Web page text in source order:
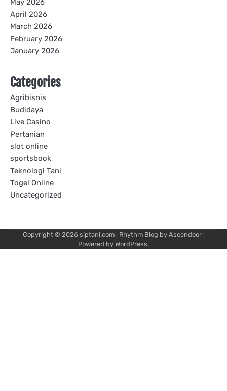
May 2026
April 2026
March 2026
February 2026
January 2026
Categories
Agribisnis
Budidaya
Live Casino
Pertanian
slot online
sportsbook
Teknologi Tani
Togel Online
Uncategorized
Copyright © 2026 siptani.com| Rhythm Blog by Ascendoor|
Powered by WordPress.